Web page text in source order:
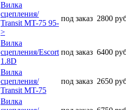
Вилка
сцепления/
Transit MT-75 95-
>
под заказ 2800
Вилка
сцепления/Escort
1.8D
под заказ 6400
Вилка
сцепления/
Transit MT-75
под заказ 2650
Вилка